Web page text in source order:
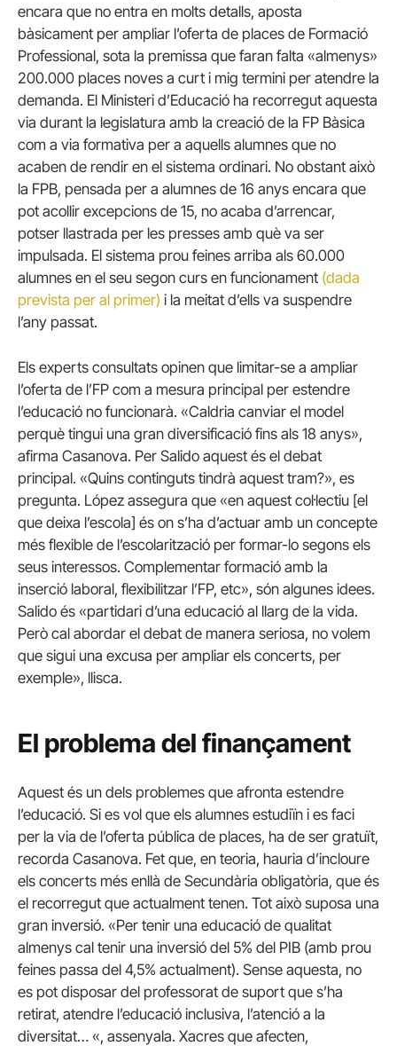
encara que no entra en molts detalls, aposta
bàsicament per ampliar l’oferta de places de Formació
Professional, sota la premissa que faran falta «almenys»
200.000 places noves a curt i mig termini per atendre la
demanda. El Ministeri d’Educació ha recorregut aquesta
via durant la legislatura amb la creació de la FP Bàsica
com a via formativa per a aquells alumnes que no
acaben de rendir en el sistema ordinari. No obstant això
la FPB, pensada per a alumnes de 16 anys encara que
pot acollir excepcions de 15, no acaba d’arrencar,
potser llastrada per les presses amb què va ser
impulsada. El sistema prou feines arriba als 60.000
alumnes en el seu segon curs en funcionament (dada
prevista per al primer) i la meitat d’ells va suspendre
l’any passat.
Els experts consultats opinen que limitar-se a ampliar
l’oferta de l’FP com a mesura principal per estendre
l’educació no funcionarà. «Caldria canviar el model
perquè tingui una gran diversificació fins als 18 anys»,
afirma Casanova. Per Salido aquest és el debat
principal. «Quins continguts tindrà aquest tram?», es
pregunta. López assegura que «en aquest col·lectiu [el
que deixa l’escola] és on s’ha d’actuar amb un concepte
més flexible de l’escolarització per formar-lo segons els
seus interessos. Complementar formació amb la
inserció laboral, flexibilitzar l’FP, etc», són algunes idees.
Salido és «partidari d’una educació al llarg de la vida.
Però cal abordar el debat de manera seriosa, no volem
que sigui una excusa per ampliar els concerts, per
exemple», llisca.
El problema del finançament
Aquest és un dels problemes que afronta estendre
l’educació. Si es vol que els alumnes estudiïn i es faci
per la via de l’oferta pública de places, ha de ser gratuït,
recorda Casanova. Fet que, en teoria, hauria d’incloure
els concerts més enllà de Secundària obligatòria, que és
el recorregut que actualment tenen. Tot això suposa una
gran inversió. «Per tenir una educació de qualitat
almenys cal tenir una inversió del 5% del PIB (amb prou
feines passa del 4,5% actualment). Sense aquesta, no
es pot disposar del professorat de suport que s’ha
retirat, atendre l’educació inclusiva, l’atenció a la
diversitat… «, assenyala. Xacres que afecten,